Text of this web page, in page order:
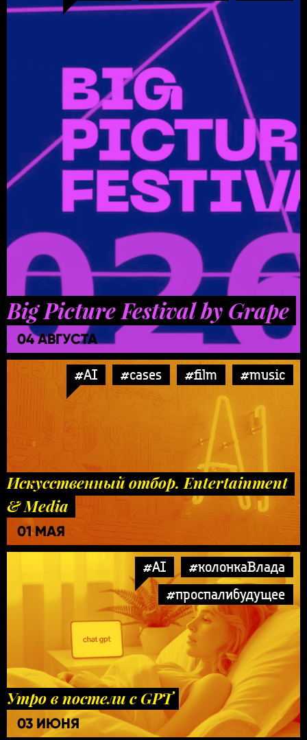
Big Picture Festival by Grape
04 АВГУСТА
#AI #cases #film #music
Искусственный отбор. Entertainment
& Media
01 МАЯ
#AI
#колонкаВлада
#проспалибудущее
Утро в постели с GPT
03 ИЮНЯ